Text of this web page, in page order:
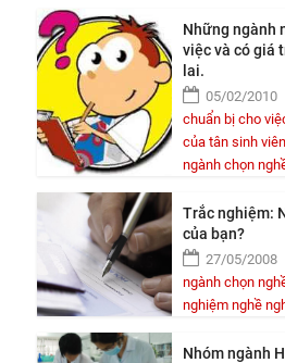
Những ngành
việc và có giá
lai.
05/02/2010
chuẩn bị cho
của tân sinh viên
ngành chọn
Trắc nghiệm:
của bạn?
27/05/2008
ngành chọn
nghiệm nghề
Nhóm ngành